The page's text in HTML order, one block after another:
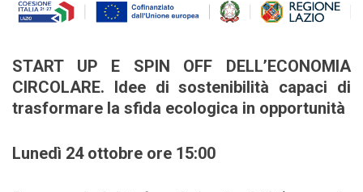
START UP E SPIN OFF DELL’ECONOMIA
CIRCOLARE. Idee di sostenibilità capaci di
trasformare la sfida ecologica in opportunità
Lunedì 24 ottobre ore 15:00